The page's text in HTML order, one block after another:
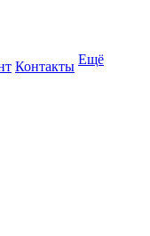
Контакты Ещё